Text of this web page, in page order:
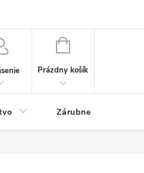
NÁKUPNÝ KOŠÍK
Prázdny košík
Zárubne